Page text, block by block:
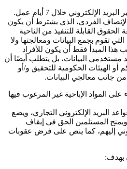
الإلكتروني خلال 7 أيام عمل.
الفردي، الذي يشترط أن يكون
الحقوق القابلة للتنفيذ من الناحية
تقوم بجمع البيانات ومعالجتها ولا
هذا المبدأ فقط أن يكون للأفراد
مستخدمي البيانات، بل يتطلب أيضًا أن
أو الهيئات الحكومية للتحقيق و/أو
جانب معالجي البيانات.
المواد الإباحية غير المرغوب فيها
البريد الإلكتروني التجاري، ويضع
ويمنح المستلمين الحق في إيقاف
إليهم، كما ينص على فرض عقوبات
بهدف: